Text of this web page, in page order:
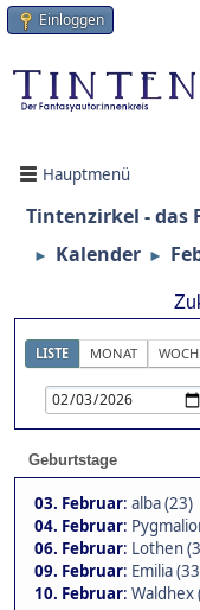
Einloggen
Hauptmenü
Tintenzirkel -
► Kalender ►
LISTE MONAT
Geburtstage
03. Februar: alba (23)
04. Februar:
06. Februar: Lothen
09. Februar: Emilia
10. Februar: Waldhex